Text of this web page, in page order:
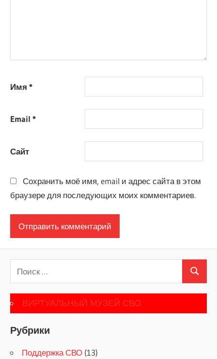
Имя*
Email*
Сайт
Сохранить моё имя, email и адрес сайта в этом
браузере для последующих моих комментариев.
Поиск
ВИРТУАЛЬНЫЙ МУЗЕЙ СВО
Рубрики
Поддержка СВО (13)